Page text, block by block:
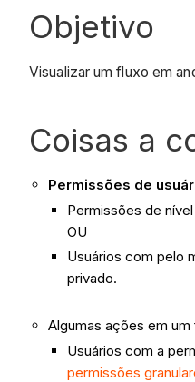
Objetivo
Visualizar um fluxo em
Coisas a
Permissões de
Permissões de
OU
Usuários com pelo
privado.
Algumas ações em
Usuários com a
permissões